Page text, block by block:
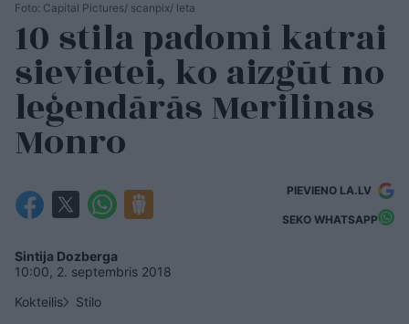
Foto: Capital Pictures/ scanpix/ leta
10 stila padomi katrai
sievietei, ko aizgūt no
leģendārās Merilinas
Monro
PIEVIENO LA.LV
SEKO WHATSAPP
Sintija Dozberga
10:00, 2. septembris 2018
Kokteilis
Stilo